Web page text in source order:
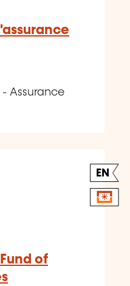
Assurance
EN
of